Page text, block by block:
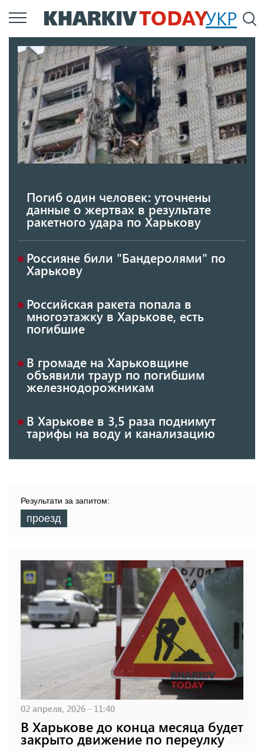
Перейти
к
содержанию
УКР
Погиб один человек: уточнены
данные о жертвах в результате
ракетного удара по Харькову
Россияне били "Бандеролями" по
Харькову
Российская ракета попала в
многоэтажку в Харькове, есть
погибшие
В громаде на Харьковщине
объявили траур по погибшим
железнодорожникам
В Харькове в 3,5 раза поднимут
тарифы на воду и канализацию
Результати за запитом:
проезд
02 апреля, 2026 - 11:40
В Харькове до конца месяца будет
закрыто движение по переулку